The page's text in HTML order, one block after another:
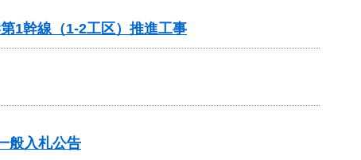
1幹線（1-2工区）推進工事
般入札公告